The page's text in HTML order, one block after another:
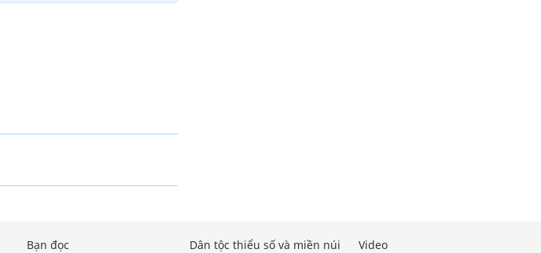
Bạn đọc Dân tộc thiểu số và miền núi Video